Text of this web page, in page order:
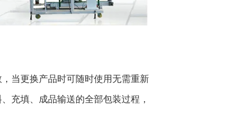
当更换产品时可随时使用无需重新
填、成品输送的全部包装过程，